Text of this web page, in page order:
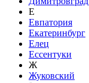
Е
Евпатория
Екатеринбург
Елец
Ессентуки
Ж
Жуковский